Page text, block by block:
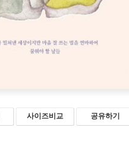
사이즈비교 공유하기